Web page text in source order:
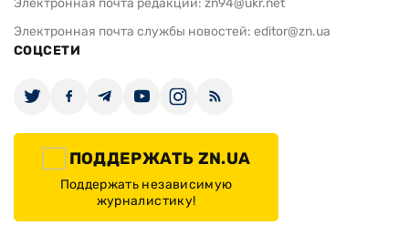
Электронная почта службы новостей: editor@zn.ua
СОЦСЕТИ
ПОДДЕРЖАТЬ ZN.UA
Поддержать независимую
журналистику!